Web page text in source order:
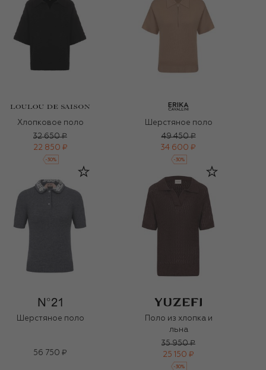
Хлопковое поло
32 650 ₽
22 850 ₽
-30%
Шерстяное поло
49 450 ₽
34 600 ₽
-30%
Шерстяное поло
56 750 ₽
Поло из хлопка и
льна
35 950 ₽
25 150 ₽
-30%